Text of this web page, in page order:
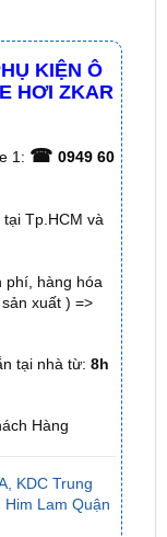
KIỆN Ô
1:☎ 0949 60
Tp.HCM và
phí, hàng hóa
xuất ) =>
tại nhà từ:8h
Hàng
KDC Trung
Thủ Dầu